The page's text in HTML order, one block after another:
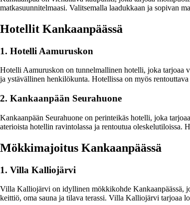
matkasuunnitelmaasi. Valitsemalla laadukkaan ja sopivan
Hotellit Kankaanpäässä
1. Hotelli Aamuruskon
Hotelli Aamuruskon on tunnelmallinen hotelli, joka tarjoaa
ja ystävällinen henkilökunta. Hotellissa on myös
2. Kankaanpään Seurahuone
Kankaanpään Seurahuone on perinteikäs hotelli, joka
aterioista hotellin ravintolassa ja rentoutua
Mökkimajoitus Kankaanpäässä
1. Villa Kalliojärvi
Villa Kalliojärvi on idyllinen mökkikohde Kankaanpäässä,
keittiö, oma sauna ja tilava terassi. Villa Kalliojärvi tarjoaa